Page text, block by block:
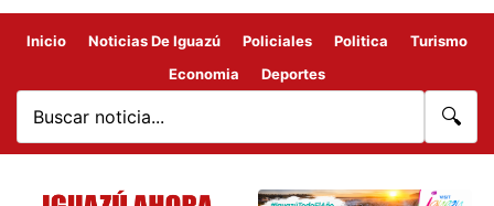
Inicio Noticias De Iguazú Policiales Politica
Turismo
Economia
Deportes
🔍